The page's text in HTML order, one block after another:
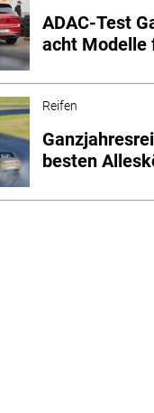
ADAC-Test
acht Modelle
Reifen
besten